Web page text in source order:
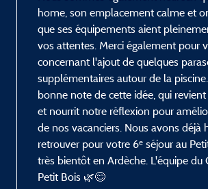
home, son emplacement calme et
que ses équipements aient
vos attentes. Merci également pour
concernant l'ajout de quelques
supplémentaires autour de la
bonne note de cette idée, qui
et nourrit notre réflexion pour
de nos vacanciers. Nous avons déjà
retrouver pour votre 6ᵉ séjour au
très bientôt en Ardèche. L'équipe du
Petit Bois 🌿😊